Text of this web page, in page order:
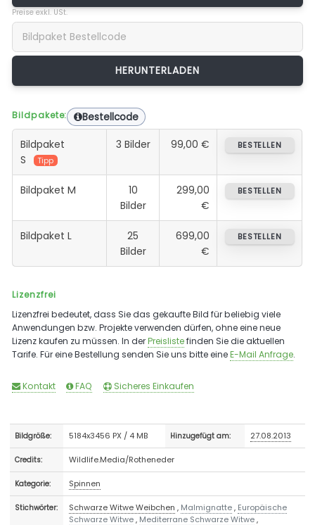
Preise exkl. USt.
Bildpakete: Bestellcode
Bildpaket
S
Tipp
3 Bilder 99,00 € BESTELLEN
Bildpaket M
10
Bilder
299,00
€
BESTELLEN
Bildpaket L
25
Bilder
699,00
€
BESTELLEN
Lizenzfrei
Lizenzfrei bedeutet, dass Sie das gekaufte Bild für beliebig viele
Anwendungen bzw. Projekte verwenden dürfen, ohne eine neue
Lizenz kaufen zu müssen. In derPreislistefinden Sie die aktuellen
Tarife. Für eine Bestellung senden Sie uns bitte eineE-Mail Anfrage.
Kontakt FAQ Sicheres Einkaufen
Bildgröße: 5184x3456 PX / 4 MB Hinzugefügt am: 27.08.2013
Credits: Wildlife.Media/Rotheneder
Kategorie: Spinnen
Stichwörter: Schwarze Witwe Weibchen , Malmignatte, Europäische
Schwarze Witwe, Mediterrane Schwarze Witwe,